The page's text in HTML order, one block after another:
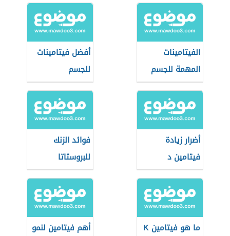
الفيتامينات
المهمة للجسم
أفضل فيتامينات
للجسم
أضرار زيادة
فيتامين د
فوائد الزنك
للبروستاتا
ما هو فيتامين K
أهم فيتامين لنمو